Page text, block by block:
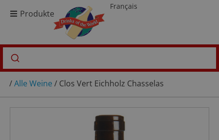
Produkte
Français
/Alle Weine / Clos Vert Eichholz Chasselas